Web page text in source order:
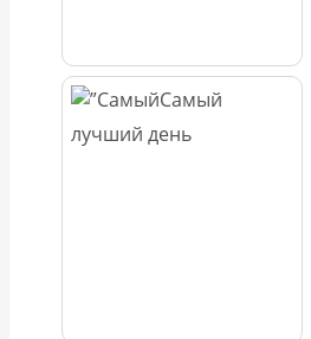
Самый
лучший день